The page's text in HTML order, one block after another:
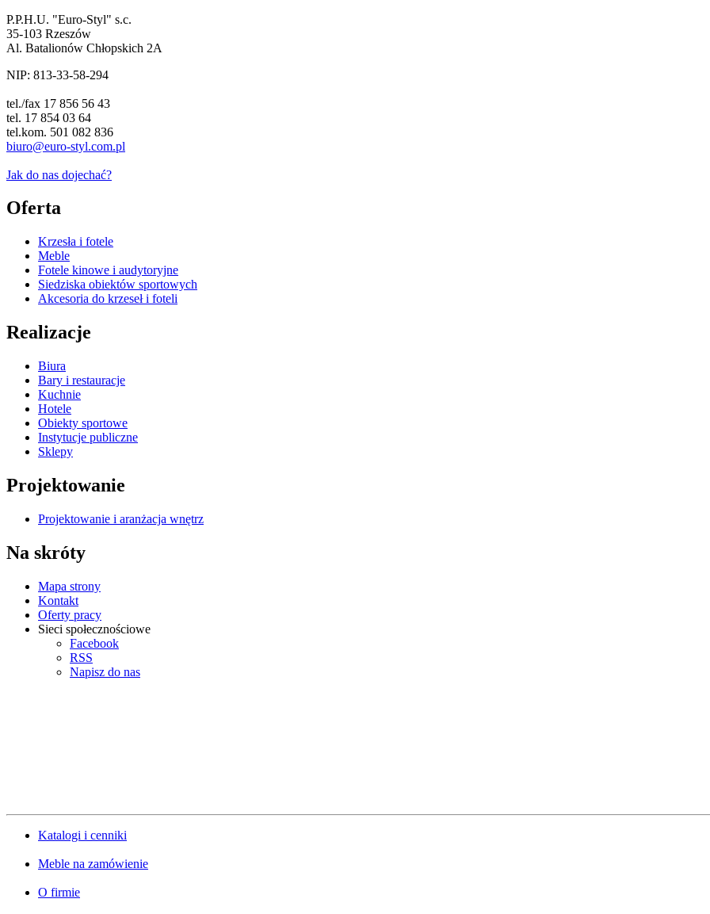
P.P.H.U. "Euro-Styl" s.c.
35-103 Rzeszów
Al. Batalionów Chłopskich 2A
NIP: 813-33-58-294
tel./fax 17 856 56 43
tel. 17 854 03 64
tel.kom. 501 082 836
biuro@euro-styl.com.pl
Jak do nas dojechać?
Oferta
Krzesła i fotele
Meble
Fotele kinowe i audytoryjne
Siedziska obiektów sportowych
Akcesoria do krzeseł i foteli
Realizacje
Biura
Bary i restauracje
Kuchnie
Hotele
Obiekty sportowe
Instytucje publiczne
Sklepy
Projektowanie
Projektowanie i aranżacja wnętrz
Na skróty
Mapa strony
Kontakt
Oferty pracy
Sieci społecznościowe
Facebook
RSS
Napisz do nas
Katalogi i cenniki
Meble na zamówienie
O firmie